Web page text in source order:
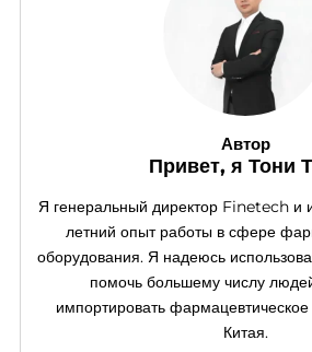
Автор
Привет, я Тони
Я генеральный директор Finetech и
летний опыт работы в сфере
оборудования. Я надеюсь
помочь большему числу
импортировать
Китая.